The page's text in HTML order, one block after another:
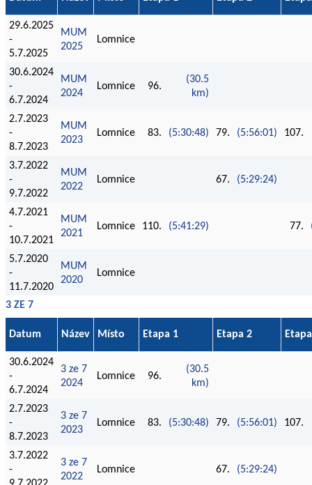
29.6.2025
-
5.7.2025
MUM
2025
Lomnice
30.6.2024
-
6.7.2024
MUM
2024
Lomnice 96.
(30.5
km)
2.7.2023
-
8.7.2023
MUM
2023
Lomnice 83. (5:30:48) 79. (5:56:01) 107.
3.7.2022
-
9.7.2022
MUM
2022
Lomnice 67. (5:29:24)
4.7.2021
-
10.7.2021
MUM
2021
Lomnice 110. (5:41:29) 77.
5.7.2020
-
11.7.2020
MUM
2020
Lomnice
3 ZE 7
Datum Název Místo Etapa 1 Etapa 2
30.6.2024
-
6.7.2024
3 ze 7
2024
Lomnice 96.
(30.5
km)
2.7.2023
-
8.7.2023
3 ze 7
2023
Lomnice 83. (5:30:48) 79. (5:56:01) 107.
3.7.2022
-
3 ze 7
2022
Lomnice 67. (5:29:24)